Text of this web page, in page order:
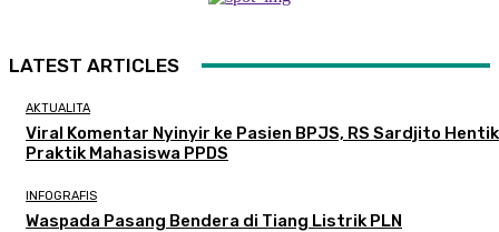
LATEST ARTICLES
AKTUALITA
Viral Komentar Nyinyir ke Pasien BPJS, RS Sardjito
Praktik Mahasiswa PPDS
INFOGRAFIS
Waspada Pasang Bendera di Tiang Listrik PLN